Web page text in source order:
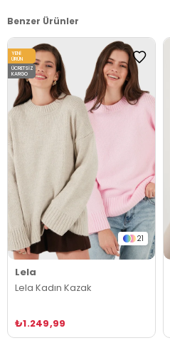
Benzer Ürünler
21
Lela
Lela Kadın Kazak
₺1.249,99
YENI
ÜRÜN
ÜCRETSIZ
KARGO